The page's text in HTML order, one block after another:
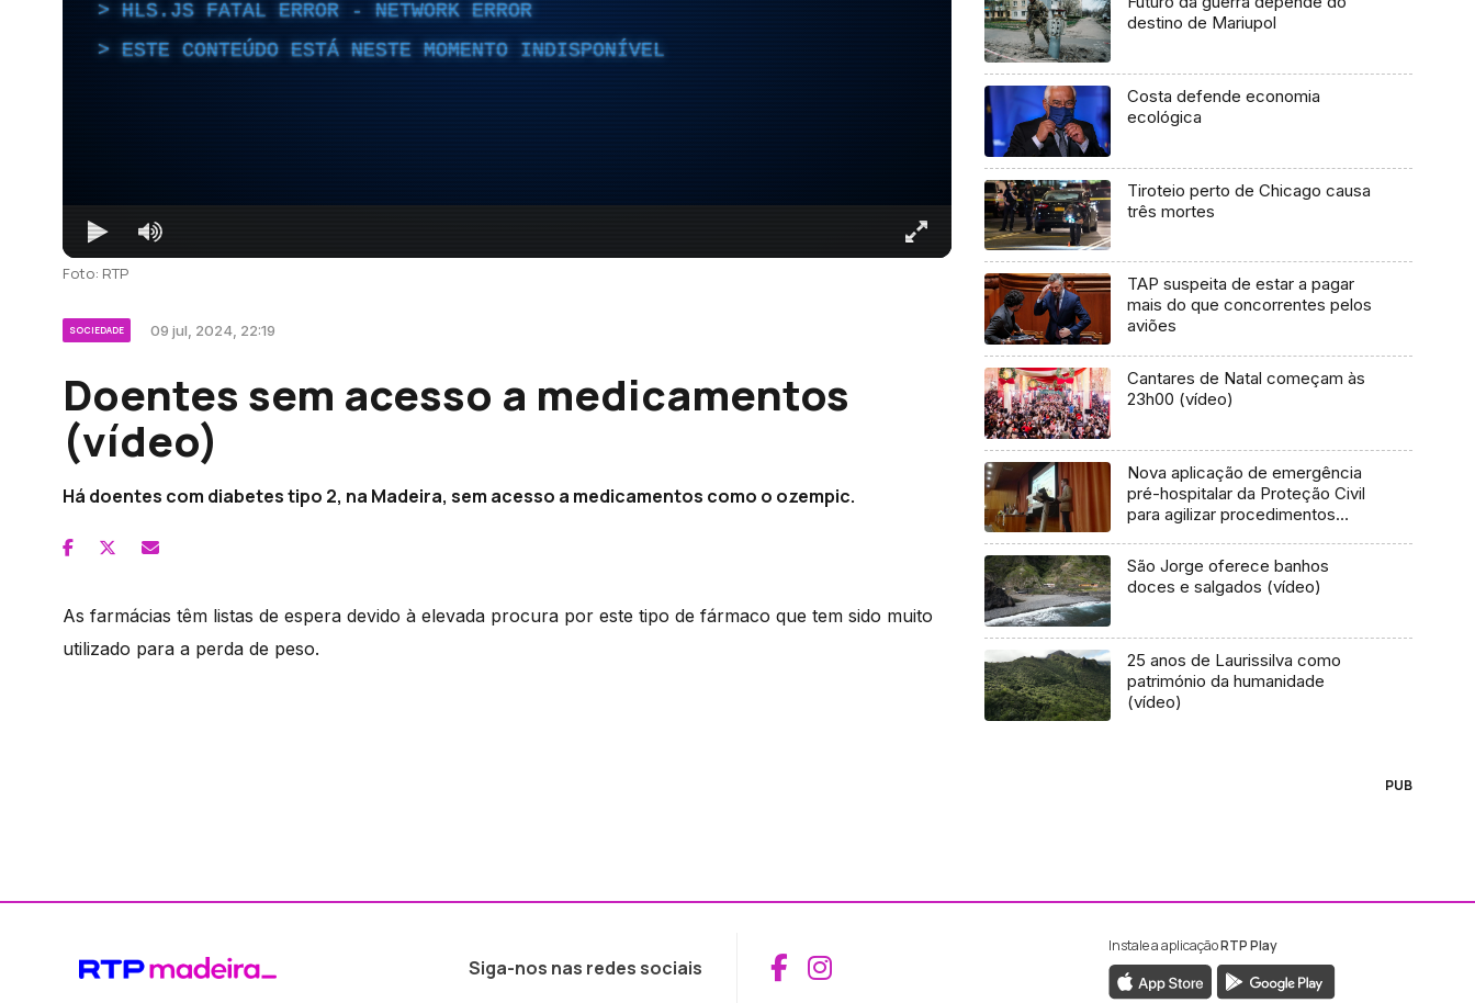
HLS.JS FATAL ERROR - NETWORK ERROR
ESTE CONTEÚDO ESTÁ NESTE MOMENTO INDISPONÍVEL
Foto: RTP
SOCIEDADE 09 jul, 2024, 22:19
Doentes sem acesso a medicamentos
(vídeo)
Há doentes com diabetes tipo 2, na Madeira, sem acesso a medicamentos como o ozempic.
As farmácias têm listas de espera devido à elevada procura por este tipo de fármaco que tem sido muito
utilizado para a perda de peso.
destino de Mariupol
Costa defende economia
ecológica
Tiroteio perto de Chicago causa
três mortes
TAP suspeita de estar a pagar
mais do que concorrentes pelos
aviões
Cantares de Natal começam às
23h00 (vídeo)
Nova aplicação de emergência
pré-hospitalar da Proteção Civil
para agilizar procedimentos
São Jorge oferece banhos
doces e salgados (vídeo)
25 anos de Laurissilva como
património da humanidade
(vídeo)
PUB
Siga-nos nas redes sociais Aceder ao Facebook da RTP Madeira
Aceder ao Instagram da RTP Madeira
Instale a aplicaçãoRTP Play